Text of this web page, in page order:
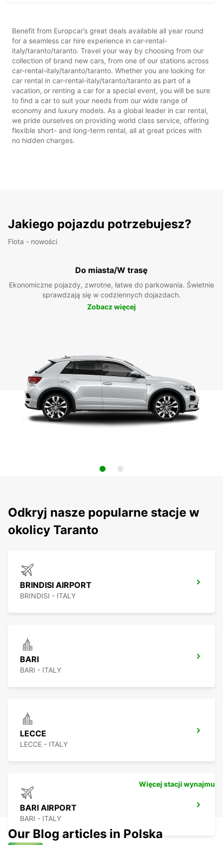
Benefit from Europcar’s great deals available all year round
for a seamless car hire experience in car-rental-
italy/taranto/taranto. Travel your way by choosing from our
collection of brand new cars, from one of our stations across
car-rental-italy/taranto/taranto. Whether you are looking for
car rental in car-rental-italy/taranto/taranto as part of a
vacation, or renting a car for a special event, you will be sure
to find a car to suit your needs from our wide range of
economy and luxury models. As a global leader in car rental,
we pride ourselves on providing world class service, offering
flexible short- and long-term rental, all at great prices with
no hidden charges.
Jakiego pojazdu potrzebujesz?
Flota - nowości
Do miasta/W trasę
Ekonomiczne pojazdy, zwrotne, łatwe do parkowania. Świetnie
sprawdzają się w codziennych dojazdach.
Zobacz więcej
Odkryj nasze popularne stacje w
okolicy Taranto
BRINDISI AIRPORT
BRINDISI - ITALY
BARI
BARI - ITALY
LECCE
LECCE - ITALY
BARI AIRPORT
BARI - ITALY
Więcej stacji wynajmu
Our Blog articles in Polska